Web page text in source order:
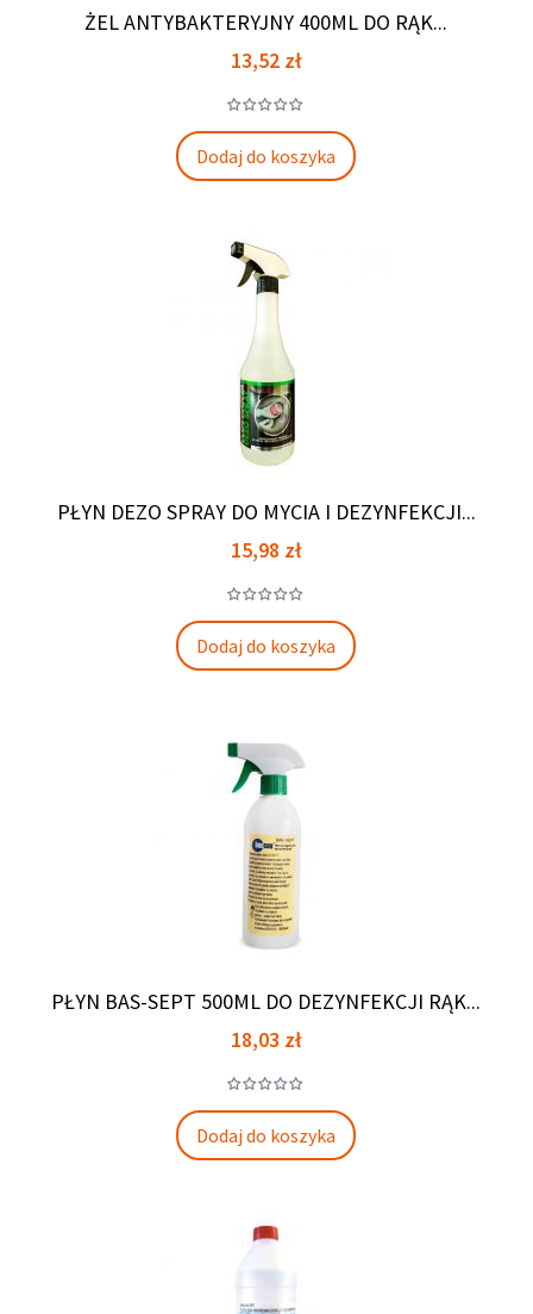
ŻEL ANTYBAKTERYJNY 400ML DO RĄK...
Cena
13,52 zł
Dodaj do koszyka
PŁYN DEZO SPRAY DO MYCIA I DEZYNFEKCJI...
Cena
15,98 zł
Dodaj do koszyka
PŁYN BAS-SEPT 500ML DO DEZYNFEKCJI RĄK...
Cena
18,03 zł
Dodaj do koszyka